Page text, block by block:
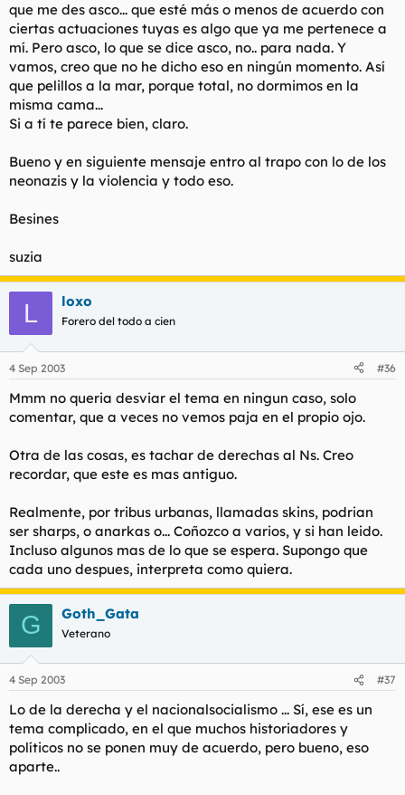
que me des asco... que esté más o menos de acuerdo con
ciertas actuaciones tuyas es algo que ya me pertenece a
mí. Pero asco, lo que se dice asco, no.. para nada. Y
vamos, creo que no he dicho eso en ningún momento. Así
que pelillos a la mar, porque total, no dormimos en la
misma cama...
Si a tí te parece bien, claro.
Bueno y en siguiente mensaje entro al trapo con lo de los
neonazis y la violencia y todo eso.
Besines
suzia
L loxo
Forero del todo a cien
4 Sep 2003 #36
Mmm no queria desviar el tema en ningun caso, solo
comentar, que a veces no vemos paja en el propio ojo.
Otra de las cosas, es tachar de derechas al Ns. Creo
recordar, que este es mas antiguo.
Realmente, por tribus urbanas, llamadas skins, podrian
ser sharps, o anarkas o... Coñozco a varios, y si han leido.
Incluso algunos mas de lo que se espera. Supongo que
cada uno despues, interpreta como quiera.
G Goth_Gata
Veterano
4 Sep 2003 #37
Lo de la derecha y el nacionalsocialismo ... Sí, ese es un
tema complicado, en el que muchos historiadores y
políticos no se ponen muy de acuerdo, pero bueno, eso
aparte..